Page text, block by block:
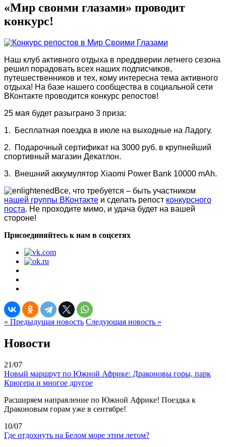
«Мир своими глазами» проводит
конкурс!
Наш клуб активного отдыха в преддверии летнего сезона
решил порадовать всех наших подписчиков,
путешественников и тех, кому интересна тема активного
отдыха! На базе нашего сообщества в социальной сети
ВКонтакте проводится конкурс репостов!
25 мая будет разыграно 3 приза:
1. Бесплатная поездка в июле на выходные на Ладогу.
2. Подарочный сертификат на 3000 руб. в крупнейший
спортивный магазин Декатлон.
3. Внешний аккумулятор Xiaomi Power Bank 10000 mAh.
Все, что требуется – быть участником
нашей группы ВКонтакте и сделать репост конкурсного
поста. Не проходите мимо, и удача будет на вашей
стороне!
Присоединяйтесь к нам в соцсетях
« Предыдущая новость Следующая новость »
Новости
21/07
Новый маршрут по Южной Африке: Драконовы горы, парк
Крюгера и многое другое
Расширяем направление по Южной Африке! Поездка к
Драконовым горам уже в сентябре!
10/07
Где отдохнуть на Белом море этим летом?